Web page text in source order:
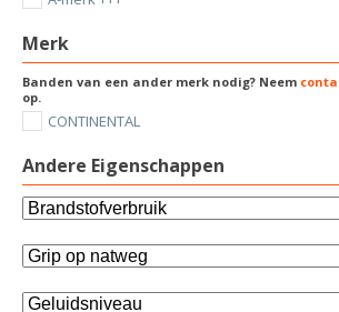
Merk
Banden van een ander merk nodig? Neem
op.
CONTINENTAL
Andere Eigenschappen